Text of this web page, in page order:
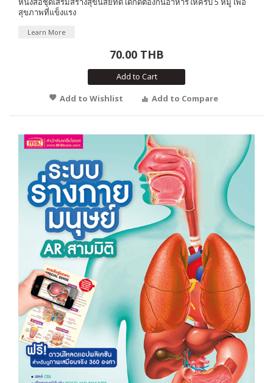
สุขภาพที่แข็งแรง
Learn More
70.00 THB
Add to Cart
Add to Wishlist
Add to Compare